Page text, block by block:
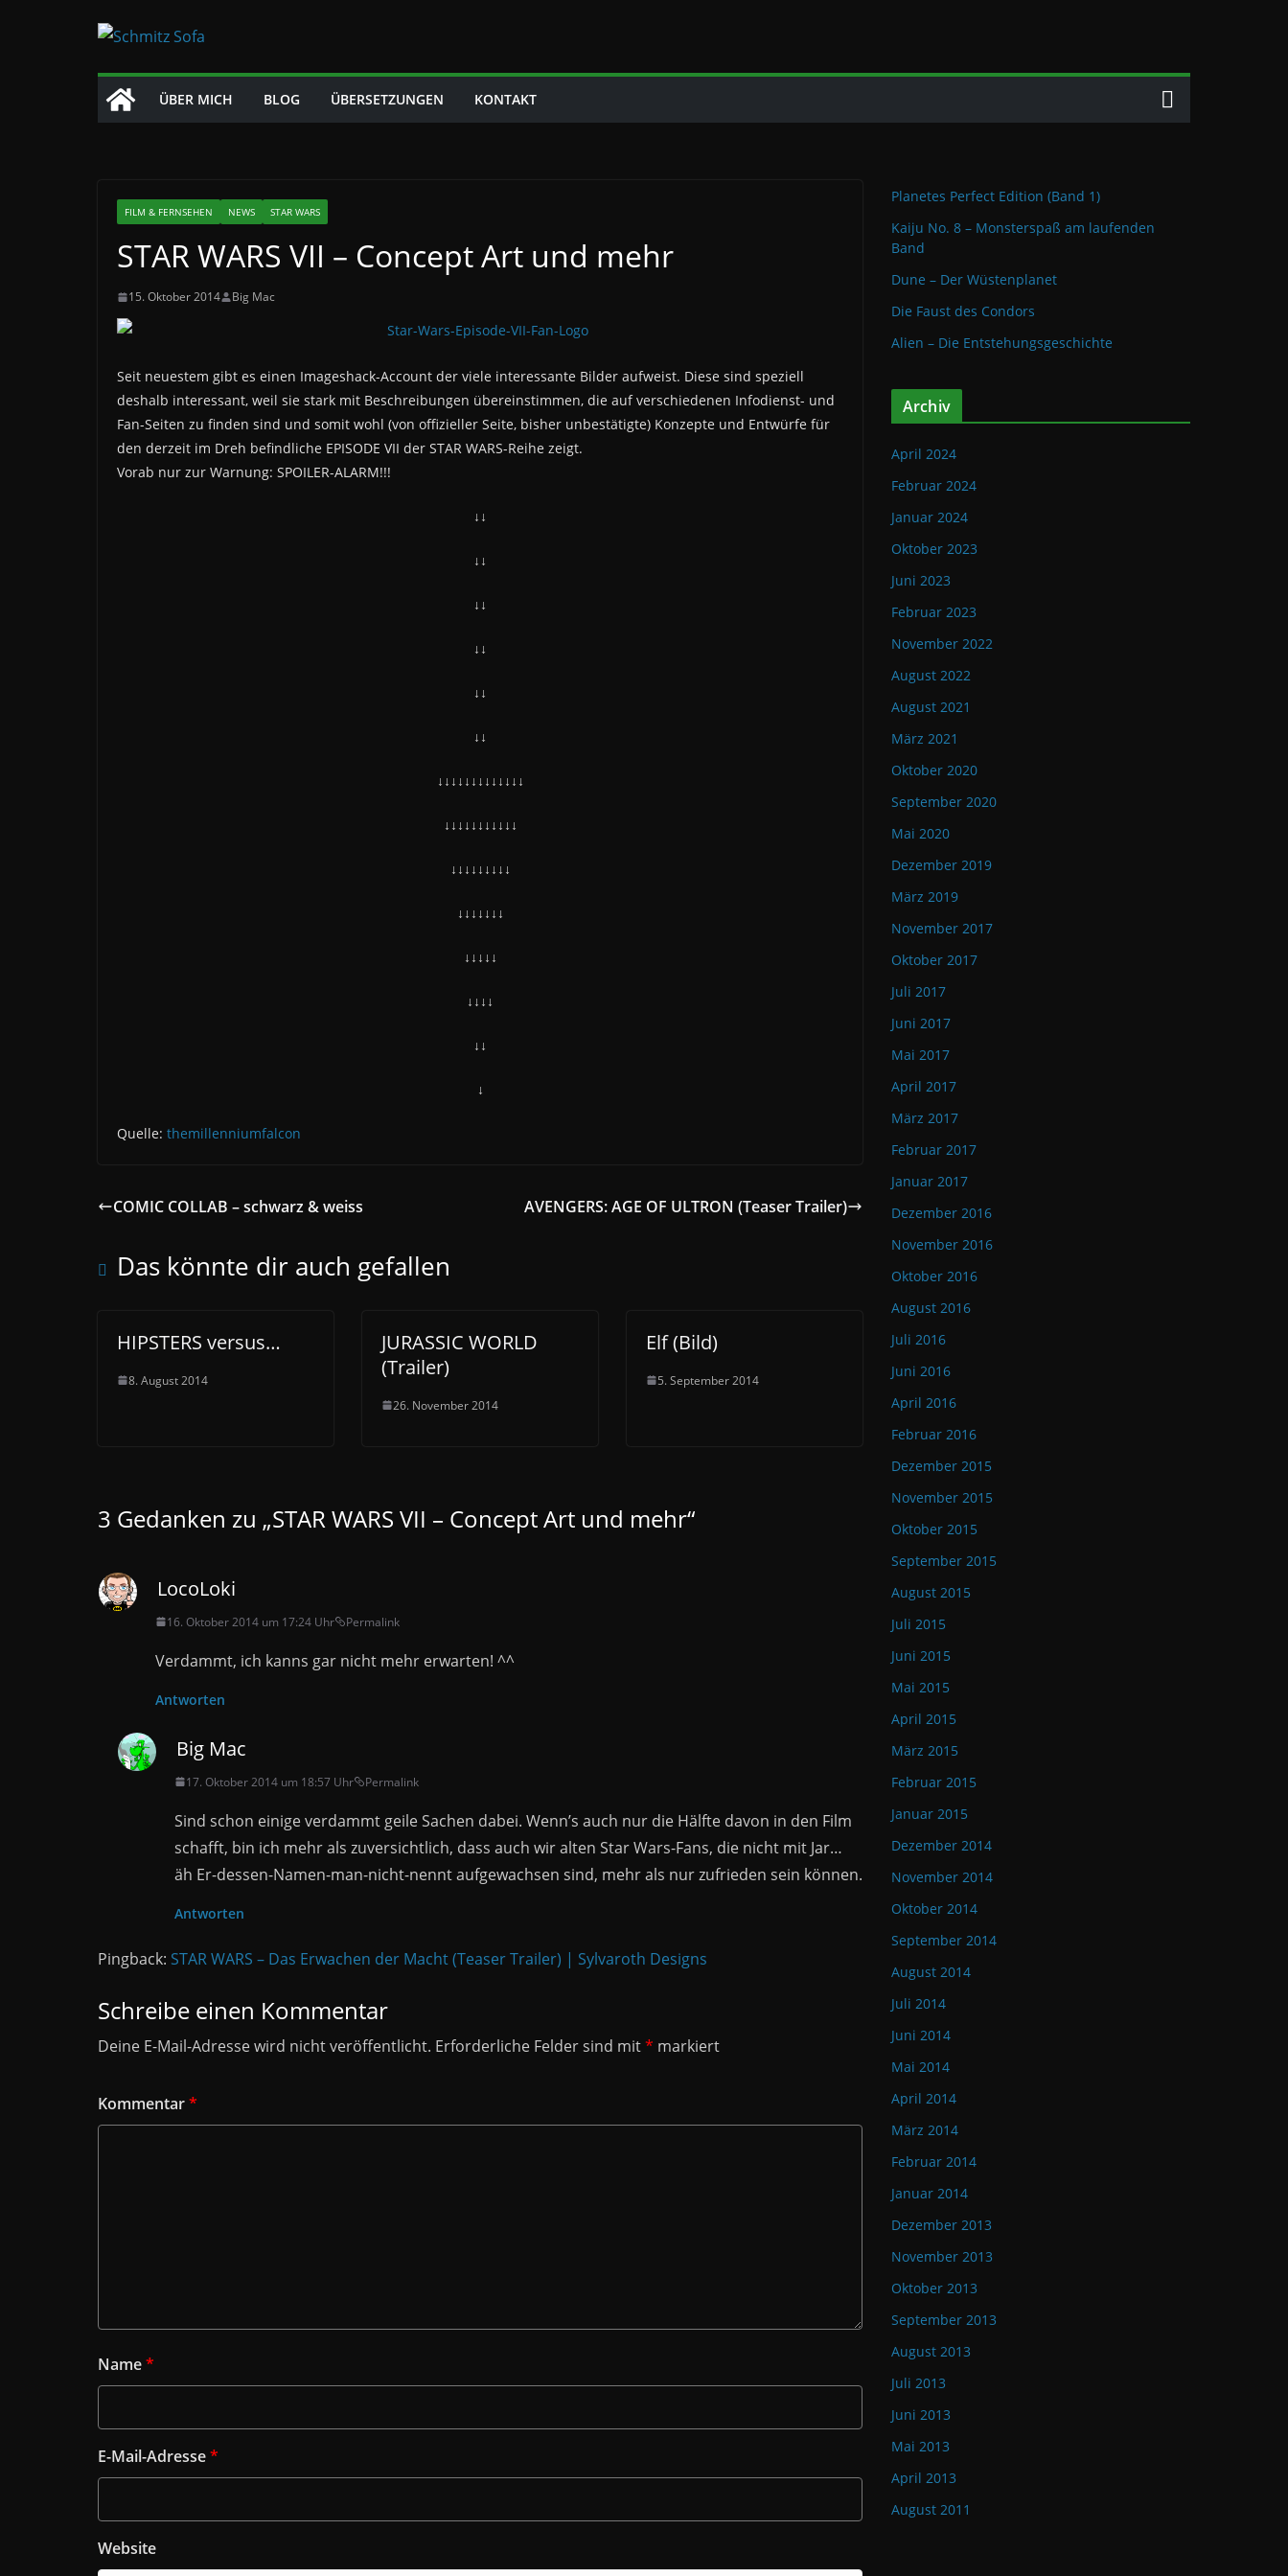
ÜBER MICH BLOG ÜBERSETZUNGEN KONTAKT
FILM & FERNSEHEN NEWS STAR WARS
STAR WARS VII – Concept Art und mehr
15. Oktober 2014 Big Mac
Seit neuestem gibt es einen Imageshack-Account der viele interessante Bilder aufweist. Diese sind speziell
deshalb interessant, weil sie stark mit Beschreibungen übereinstimmen, die auf verschiedenen Infodienst- und
Fan-Seiten zu finden sind und somit wohl (von offizieller Seite, bisher unbestätigte) Konzepte und Entwürfe für
den derzeit im Dreh befindliche EPISODE VII der STAR WARS-Reihe zeigt.
Vorab nur zur Warnung: SPOILER-ALARM!!!
↓↓
↓↓
↓↓
↓↓
↓↓
↓↓
↓↓↓↓↓↓↓↓↓↓↓↓↓
↓↓↓↓↓↓↓↓↓↓↓
↓↓↓↓↓↓↓↓↓
↓↓↓↓↓↓↓
↓↓↓↓↓
↓↓↓↓
↓↓
↓
Quelle: themillenniumfalcon
COMIC COLLAB – schwarz & weiss AVENGERS: AGE OF ULTRON (Teaser Trailer)
Das könnte dir auch gefallen
HIPSTERS versus…
8. August 2014
JURASSIC WORLD
(Trailer)
26. November 2014
Elf (Bild)
5. September 2014
3 Gedanken zu „STAR WARS VII – Concept Art und mehr“
LocoLoki
16. Oktober 2014 um 17:24 Uhr Permalink
Verdammt, ich kanns gar nicht mehr erwarten! ^^
Antworten
Big Mac
17. Oktober 2014 um 18:57 Uhr Permalink
Sind schon einige verdammt geile Sachen dabei. Wenn’s auch nur die Hälfte davon in den Film
schafft, bin ich mehr als zuversichtlich, dass auch wir alten Star Wars-Fans, die nicht mit Jar…
äh Er-dessen-Namen-man-nicht-nennt aufgewachsen sind, mehr als nur zufrieden sein können.
Antworten
Pingback: STAR WARS – Das Erwachen der Macht (Teaser Trailer) | Sylvaroth Designs
Schreibe einen Kommentar
Deine E-Mail-Adresse wird nicht veröffentlicht. Erforderliche Felder sind mit* markiert
Kommentar*
Name*
E-Mail-Adresse*
Website
Planetes Perfect Edition (Band 1)
Kaiju No. 8 – Monsterspaß am laufenden
Band
Dune – Der Wüstenplanet
Die Faust des Condors
Alien – Die Entstehungsgeschichte
Archiv
April 2024
Februar 2024
Januar 2024
Oktober 2023
Juni 2023
Februar 2023
November 2022
August 2022
August 2021
März 2021
Oktober 2020
September 2020
Mai 2020
Dezember 2019
März 2019
November 2017
Oktober 2017
Juli 2017
Juni 2017
Mai 2017
April 2017
März 2017
Februar 2017
Januar 2017
Dezember 2016
November 2016
Oktober 2016
August 2016
Juli 2016
Juni 2016
April 2016
Februar 2016
Dezember 2015
November 2015
Oktober 2015
September 2015
August 2015
Juli 2015
Juni 2015
Mai 2015
April 2015
März 2015
Februar 2015
Januar 2015
Dezember 2014
November 2014
Oktober 2014
September 2014
August 2014
Juli 2014
Juni 2014
Mai 2014
April 2014
März 2014
Februar 2014
Januar 2014
Dezember 2013
November 2013
Oktober 2013
September 2013
August 2013
Juli 2013
Juni 2013
Mai 2013
April 2013
August 2011